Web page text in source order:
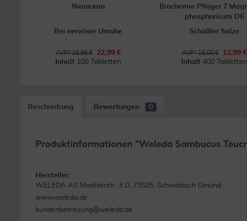
Neurexan
Bei nervöser Unruhe
AVP* 28,86 €
22,99 €
Inhalt 100 Tabletten
Biochemie Pflüger 7
phosphoricum D6
Schüßler Salze
AVP* 19,00 €
12,99 €
Inhalt 400 Tabletten
Beschreibung Bewertungen 0
Produktinformationen "Weleda Sambucus
Hersteller:
WELEDA AG Moehlerstr. 3 D. 73525, Schwäbisch Gmünd
www.weleda.de
kundenbetreuung@weleda.de